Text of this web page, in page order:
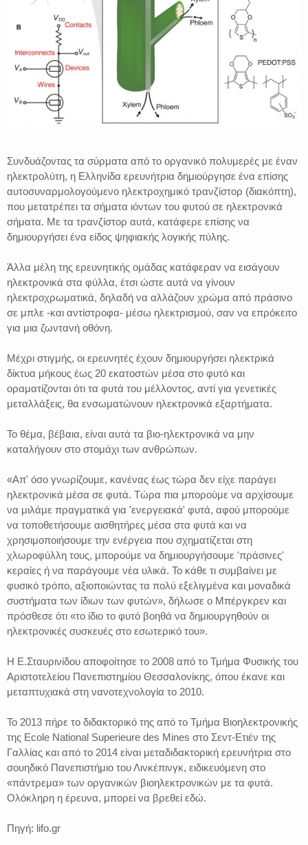
Συνδυάζοντας τα σύρματα από το οργανικό πολυμερές με έναν
ηλεκτρολύτη, η Ελληνίδα ερευνήτρια δημιούργησε ένα επίσης
αυτοσυναρμολογούμενο ηλεκτροχημικό τρανζίστορ (διακόπτη),
που μετατρέπει τα σήματα ιόντων του φυτού σε ηλεκτρονικά
σήματα. Με τα τρανζίστορ αυτά, κατάφερε επίσης να
δημιουργήσει ένα είδος ψηφιακής λογικής πύλης.
Άλλα μέλη της ερευνητικής ομάδας κατάφεραν να εισάγουν
ηλεκτρονικά στα φύλλα, έτσι ώστε αυτά να γίνουν
ηλεκτροχρωματικά, δηλαδή να αλλάζουν χρώμα από πράσινο
σε μπλε -και αντίστροφα- μέσω ηλεκτρισμού, σαν να επρόκειτο
για μια ζωντανή οθόνη.
Μέχρι στιγμής, οι ερευνητές έχουν δημιουργήσει ηλεκτρικά
δίκτυα μήκους έως 20 εκατοστών μέσα στο φυτό και
οραματίζονται ότι τα φυτά του μέλλοντος, αντί για γενετικές
μεταλλάξεις, θα ενσωματώνουν ηλεκτρονικά εξαρτήματα.
Το θέμα, βέβαια, είναι αυτά τα βιο-ηλεκτρονικά να μην
καταλήγουν στο στομάχι των ανθρώπων.
«Απ' όσο γνωρίζουμε, κανένας έως τώρα δεν είχε παράγει
ηλεκτρονικά μέσα σε φυτά. Τώρα πια μπορούμε να αρχίσουμε
να μιλάμε πραγματικά για 'ενεργειακά' φυτά, αφού μπορούμε
να τοποθετήσουμε αισθητήρες μέσα στα φυτά και να
χρησιμοποιήσουμε την ενέργεια που σχηματίζεται στη
χλωροφύλλη τους, μπορούμε να δημιουργήσουμε 'πράσινες'
κεραίες ή να παράγουμε νέα υλικά. Το κάθε τι συμβαίνει με
φυσικό τρόπο, αξιοποιώντας τα πολύ εξελιγμένα και μοναδικά
συστήματα των ίδιων των φυτών», δήλωσε ο Μπέργκρεν και
πρόσθεσε ότι «το ίδιο το φυτό βοηθά να δημιουργηθούν οι
ηλεκτρονικές συσκευές στο εσωτερικό του».
Η Ε.Σταυρινίδου αποφοίτησε το 2008 από το Τμήμα Φυσικής του
Αριστοτελείου Πανεπιστημίου Θεσσαλονίκης, όπου έκανε και
μεταπτυχιακά στη νανοτεχνολογία το 2010.
Το 2013 πήρε το διδακτορικό της από το Τμήμα Βιοηλεκτρονικής
της Ecole National Superieure des Mines στο Σεντ-Ετιέν της
Γαλλίας και από το 2014 είναι μεταδιδακτορική ερευνήτρια στο
σουηδικό Πανεπιστήμιο του Λινκέπινγκ, ειδικευόμενη στο
«πάντρεμα» των οργανικών βιοηλεκτρονικών με τα φυτά.
Ολόκληρη η έρευνα, μπορεί να βρεθεί εδώ.
Πηγή: lifo.gr